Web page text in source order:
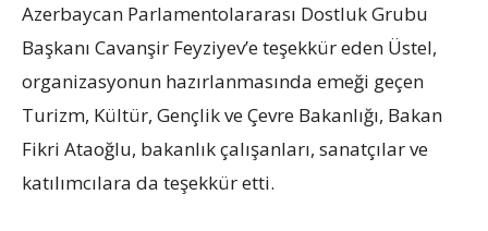
Azerbaycan Parlamentolararası Dostluk Grubu
Başkanı Cavanşir Feyziyev’e teşekkür eden Üstel,
organizasyonun hazırlanmasında emeği geçen
Turizm, Kültür, Gençlik ve Çevre Bakanlığı, Bakan
Fikri Ataoğlu, bakanlık çalışanları, sanatçılar ve
katılımcılara da teşekkür etti.